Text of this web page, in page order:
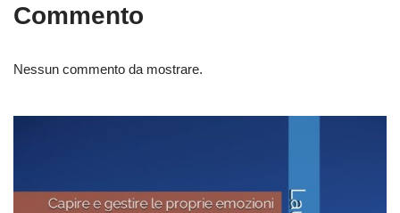
Commento
Nessun commento da mostrare.